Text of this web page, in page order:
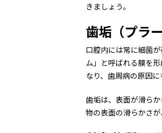
きましょう。
歯垢（プラ
口腔内には常に細菌
ム」と呼ばれる膜を
なり、歯周病の原因に
歯垢は、表面が滑ら
物の表面の滑らかさ